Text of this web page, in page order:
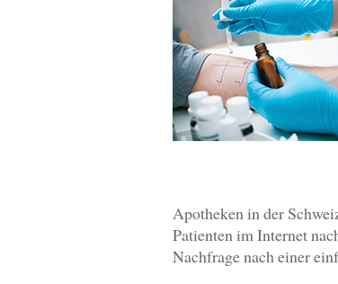
Apotheken in der
Patienten im Internet
Nachfrage nach einer